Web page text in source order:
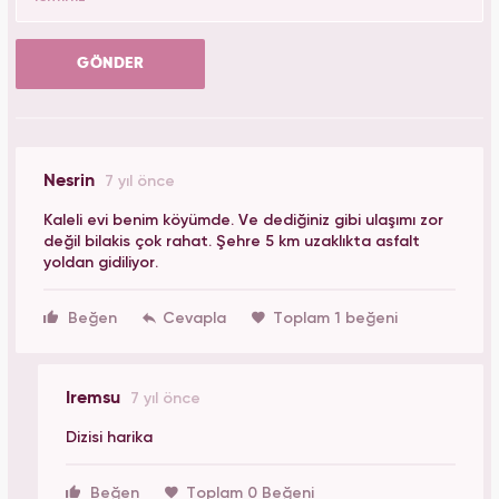
GÖNDER
Nesrin 7 yıl önce
Kaleli evi benim köyümde. Ve dediğiniz gibi ulaşımı zor
değil bilakis çok rahat. Şehre 5 km uzaklıkta asfalt
yoldan gidiliyor.
Beğen Toplam 1 beğeni
Iremsu 7 yıl önce
Dizisi harika
Beğen Toplam 0 Beğeni